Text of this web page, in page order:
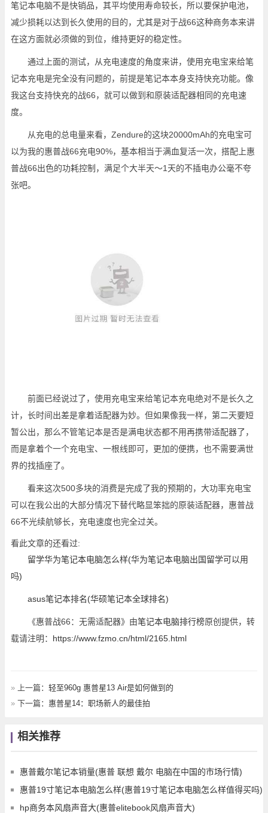
笔记本电脑不是快销品，其平均使用寿命较长，所以要保护电池，
减少损耗以达到长久使用的目的，尤其是对于战66这种商务本来讲
在这方面就必须做的到位，维持更好的稳定性。
通过上面的测试，从充电速度的角度来讲，使用充电宝来给笔
记本充电是完全没有问题的，前提是笔记本本身支持快充功能。像
我这台支持快充的战66，就可以做到和原装适配器相同的充电速
度。
从充电的总电量来看，Zendure的这块20000mAh的充电宝可
以为我的惠普战66充电90%，基本相当于满血复活一次，搭配上惠
普战66出色的功耗控制，满足个大半天～1天的不插电办公毫不夸
张吧。
前面已经说过了，使用充电宝来给笔记本充电绝对不是长久之
计，长时间出差是拿着适配器为妙。但如果像我一样，第二天要短
暂公出，那么不管笔记本是否是满电状态都不用再携带适配器了，
而是拿着个一个充电宝、一根线即可，更加的便携，也不需要满世
界的找插座了。
看来这次500多块的消费是完成了我的预期的，大功率充电宝
可以在我公出的大部分情况下替代略显笨拙的原装适配器，惠普战
66不光续航够长，充电速度也完全过关。
看此文章的还看过:
留学华为笔记本电脑怎么样(华为笔记本电脑出国留学可以用
吗)
asus笔记本排名(华硕笔记本全球排名)
《惠普战66：无需适配器》由笔记本电脑排行榜原创提供，转
载请注明： https://www.fzmo.cn/html/2165.html
» 上一篇： 轻至960g 惠普星13 Air是如何做到的
» 下一篇： 惠普星14：职场新人的最佳拍
相关推荐
惠普戴尔笔记本销量(惠普 联想 戴尔 电脑在中国的市场行情)
惠普19寸笔记本电脑怎么样(惠普19寸笔记本电脑怎么样值得买吗)
hp商务本风扇声音大(惠普elitebook风扇声音大)